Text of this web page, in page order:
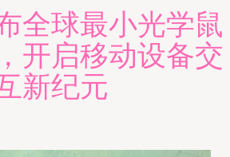
全球最小光学鼠
开启移动设备交
新纪元